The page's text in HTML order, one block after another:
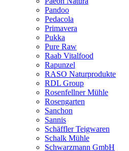
Pandoo
Pedacola
Primavera
Pukka
Pure Raw
Raab Vitalfood
Rapunzel
RASO Naturprodukte
RDL Group
Rosenfellner Mühle
Rosengarten
Sanchon
Sannis
Schäffler Teigwaren
Schalk Mühle
Schwarzmann GmbH